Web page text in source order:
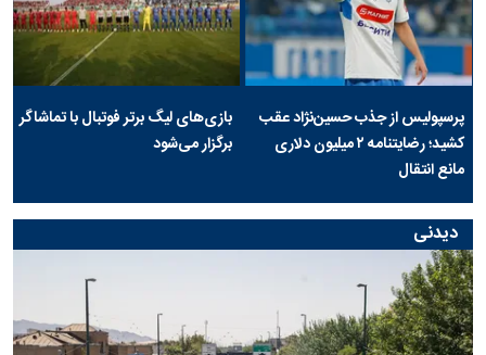
پرسپولیس از جذب حسین‌نژاد عقب
کشید؛ رضایتنامه ۲ میلیون دلاری
مانع انتقال
بازی‌های لیگ برتر فوتبال با تماشاگر
برگزار می‌شود
دیدنی